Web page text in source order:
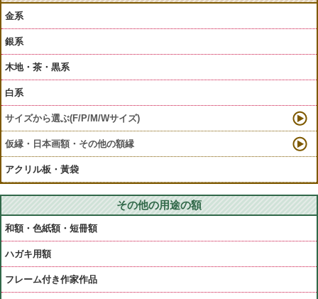
金系
銀系
木地・茶・黒系
白系
サイズから選ぶ(F/P/M/Wサイズ)
仮縁・日本画額・その他の額縁
アクリル板・黃袋
その他の用途の額
和額・色紙額・短冊額
ハガキ用額
フレーム付き作家作品